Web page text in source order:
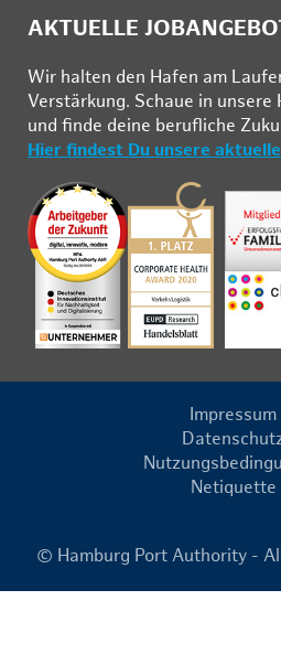
AKTUELLE
Wir hal­ten den Ha­fen am
Ver­stär­kung. Schau­e in un­se­re
und fin­de deine be­ruf­li­che
Hier findest Du unsere
Impressum
Netiquette
© Hamburg Port Authority -